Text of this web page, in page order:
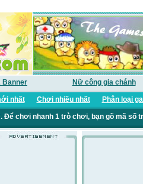
Banner Nữ công gia chánh
nhất Chơi nhiều nhất Phân loại
. Để chơi nhanh 1 trò chơi, bạn gõ mã số